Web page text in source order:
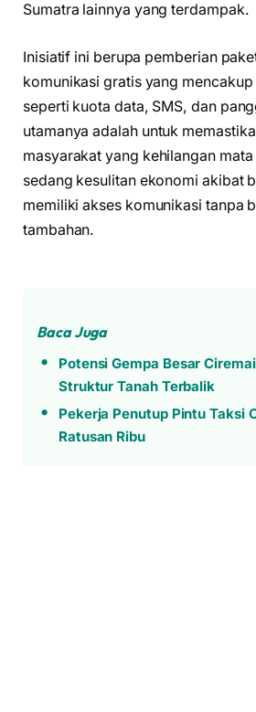
Sumatra lainnya yang terdampak.
Inisiatif ini berupa pemberian
komunikasi gratis yang
seperti kuota data, SMS, dan
utamanya adalah untuk
masyarakat yang kehilangan
sedang kesulitan ekonomi akibat
memiliki akses komunikasi tanpa
tambahan.
Baca Juga
Potensi Gempa Besar
Struktur Tanah Terbalik
Pekerja Penutup Pintu Taksi
Ratusan Ribu